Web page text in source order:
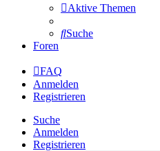
Aktive Themen
Suche
Foren
FAQ
Anmelden
Registrieren
Suche
Anmelden
Registrieren